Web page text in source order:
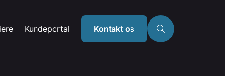
Kundeportal Kontakt os